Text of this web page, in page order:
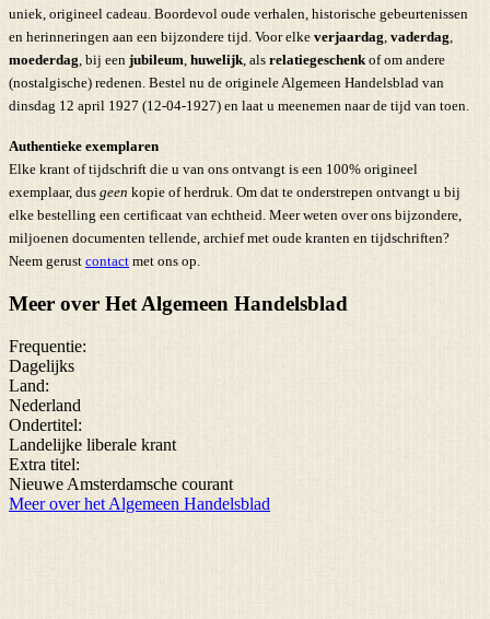
uniek, origineel cadeau. Boordevol oude verhalen, historische gebeurtenissen
en herinneringen aan een bijzondere tijd. Voor elke verjaardag vaderdag
moederdag , bij een jubileum huwelijk , als relatiegeschenk of om andere
(nostalgische) redenen. Bestel nu de originele Algemeen Handelsblad van
dinsdag 12 april 1927 (12-04-1927) en laat u meenemen naar de tijd van toen.
Authentieke exemplaren
Elke krant of tijdschrift die u van ons ontvangt is een 100% origineel
exemplaar, dus geen kopie of herdruk. Om dat te onderstrepen ontvangt u bij
elke bestelling een certificaat van echtheid. Meer weten over ons bijzondere,
miljoenen documenten tellende, archief met oude kranten en tijdschriften?
Neem gerust contact met ons op.
Meer over Het Algemeen Handelsblad
Frequentie:
Dagelijks
Land:
Nederland
Ondertitel:
Landelijke liberale krant
Extra titel:
Nieuwe Amsterdamsche courant
Meer over het Algemeen Handelsblad